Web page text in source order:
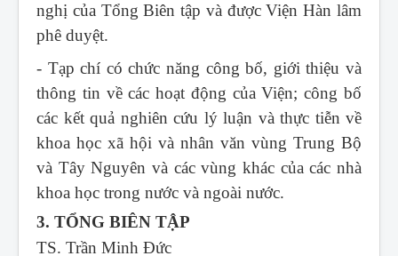
nghị của Tổng Biên tập và được Viện Hàn lâm
phê duyệt.
- Tạp chí có chức năng công bố, giới thiệu và
thông tin về các hoạt động của Viện; công bố
các kết quả nghiên cứu lý luận và thực tiễn về
khoa học xã hội và nhân văn vùng Trung Bộ
và Tây Nguyên và các vùng khác của các nhà
khoa học trong nước và ngoài nước.
3. TỔNG BIÊN TẬP
TS. Trần Minh Đức